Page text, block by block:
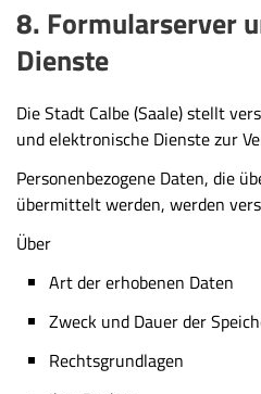
8. Formularserver
Dienste
Die Stadt Calbe (Saale) stellt
und elektronische Dienste zur
Personenbezogene Daten, die
übermittelt werden, werden
Über
Art der erhobenen Daten
Zweck und Dauer der
Rechtsgrundlagen